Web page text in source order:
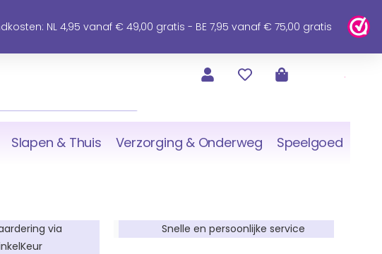
NL 4,95 vanaf € 49,00 gratis - BE 7,95 vanaf € 75,00 gratis
Slapen & Thuis Verzorging & Onderweg Speelgoed
via
Snelle en persoonlijke service